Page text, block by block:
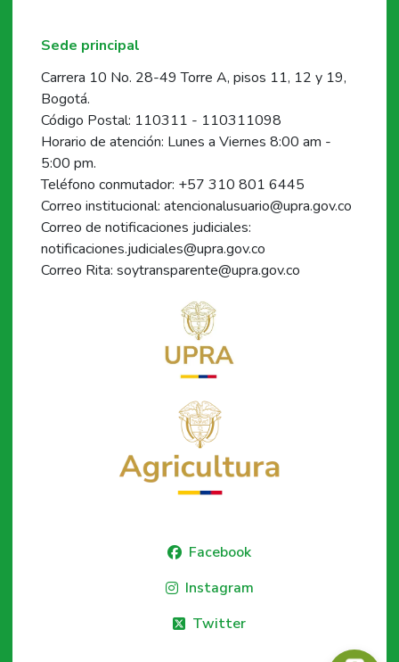
Sede principal
Carrera 10 No. 28-49 Torre A, pisos 11, 12 y 19,
Bogotá.
Código Postal: 110311 - 110311098
Horario de atención: Lunes a Viernes 8:00 am -
5:00 pm.
Teléfono conmutador: +57 310 801 6445
Correo institucional: atencionalusuario@upra.gov.co
Correo de notificaciones judiciales:
notificaciones.judiciales@upra.gov.co
Correo Rita: soytransparente@upra.gov.co
Facebook
Instagram
Twitter